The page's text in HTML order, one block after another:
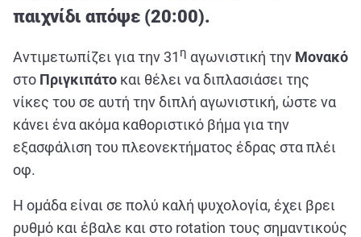
παιχνίδι απόψε (20:00).
Αντιμετωπίζει για την 31 η αγωνιστική την Μονακό
στο Πριγκιπάτο και θέλει να διπλασιάσει της
νίκες του σε αυτή την διπλή αγωνιστική, ώστε να
κάνει ένα ακόμα καθοριστικό βήμα για την
εξασφάλιση του πλεονεκτήματος έδρας στα πλέι
οφ.
Η ομάδα είναι σε πολύ καλή ψυχολογία, έχει βρει
ρυθμό και έβαλε και στο rotation τους σημαντικούς